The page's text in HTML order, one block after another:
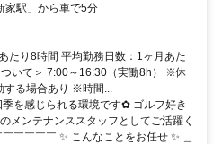
家駅」から車で5分
たり8時間 平均勤務日数：1ヶ月あた
いて＞ 7:00～16:30（実働8h） ※休
る場合あり ※時間...
を感じられる環境です✿ ゴルフ好き
メンテナンススタッフとしてご活躍く
￣￣￣￣ ✨ こんなことをお任せ ✨ ＿